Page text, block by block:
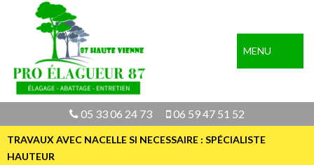
MENU
05 33 06 24 73 06 59 47 51 52
TRAVAUX AVEC NACELLE SI NECESSAIRE : SPÉCIALISTE
HAUTEUR